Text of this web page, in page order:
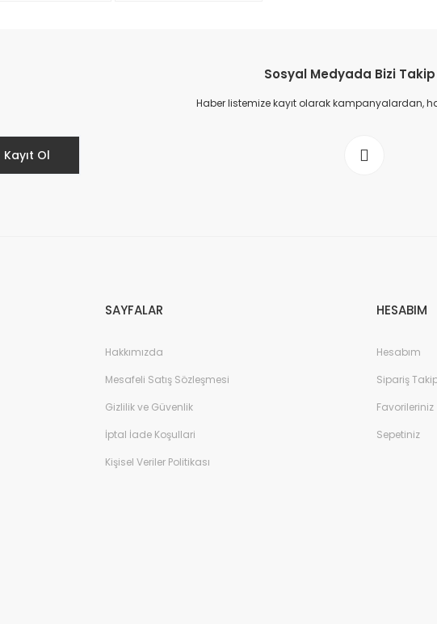
Gönder
Kayıt Ol
Sosyal Medyada Bizi Takip
Haber listemize kayıt olarak kampanyalardan,
SAYFALAR
Hakkımızda
Mesafeli Satış Sözleşmesi
Gizlilik ve Güvenlik
İptal İade Koşullari
Kişisel Veriler Politikası
HESABIM
Hesabım
Sipariş
Favorileriniz
Sepetiniz